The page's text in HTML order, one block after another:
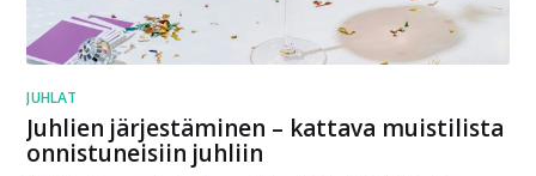
JUHLAT
Juhlien järjestäminen – kattava muistilista
onnistuneisiin juhliin